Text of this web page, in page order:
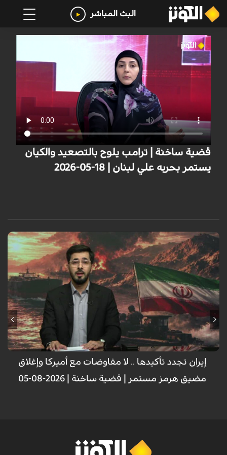
البث المباشر
قضية ساخنة | ترامب يلوح بالتصعيد والكيان
يستمر بحربه علي لبنان | 18-05-2026
إيران تجدد تأكيدها .. لا مفاوضات مع أميركا وإغلاق
مضيق هرمز مستمر | قضية ساخنة | 2026-08-05